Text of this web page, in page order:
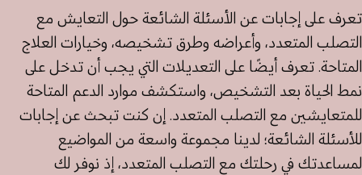
تعرف على إجابات عن الأسئلة الشائعة حول التعايش مع
التصلب المتعدد، وأعراضه وطرق تشخيصه، وخيارات العلاج
المتاحة. تعرف أيضًا على التعديلات التي يجب أن تدخل على
نمط الحياة بعد التشخيص، واستكشف موارد الدعم المتاحة
للمتعايشين مع التصلب المتعدد. إن كنت تبحث عن إجابات
للأسئلة الشائعة؛ لدينا مجموعة واسعة من المواضيع
لمساعدتك في رحلتك مع التصلب المتعدد، إذ نوفر لك